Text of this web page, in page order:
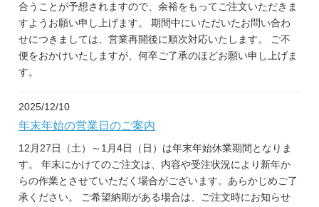
合うことが予想されますので、余裕をもってご注文いただきま
すようお願い申し上げます。 期間中にいただいたお問い合わ
せにつきましては、営業再開後に順次対応いたします。 ご不
便をおかけいたしますが、何卒ご了承のほどお願い申し上げま
す。
2025/12/10
年末年始の営業日のご案内
12月27日（土）～1月4日（日）は年末年始休業期間となりま
す。 年末にかけてのご注文は、内容や受注状況により新年か
らの作業とさせていただく場合がございます。あらかじめご了
承ください。 ご希望納期がある場合は、ご注文時にお知らせ